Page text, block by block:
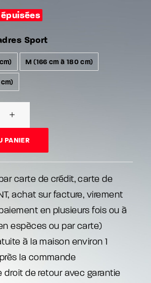
Sport
M (166 cm à 180 cm)
cm)
PANIER
carte de crédit, carte de
achat sur facture, virement
en plusieurs fois ou à
espèces ou par carte)
à la maison environ 1
la commande
droit de retour avec garantie